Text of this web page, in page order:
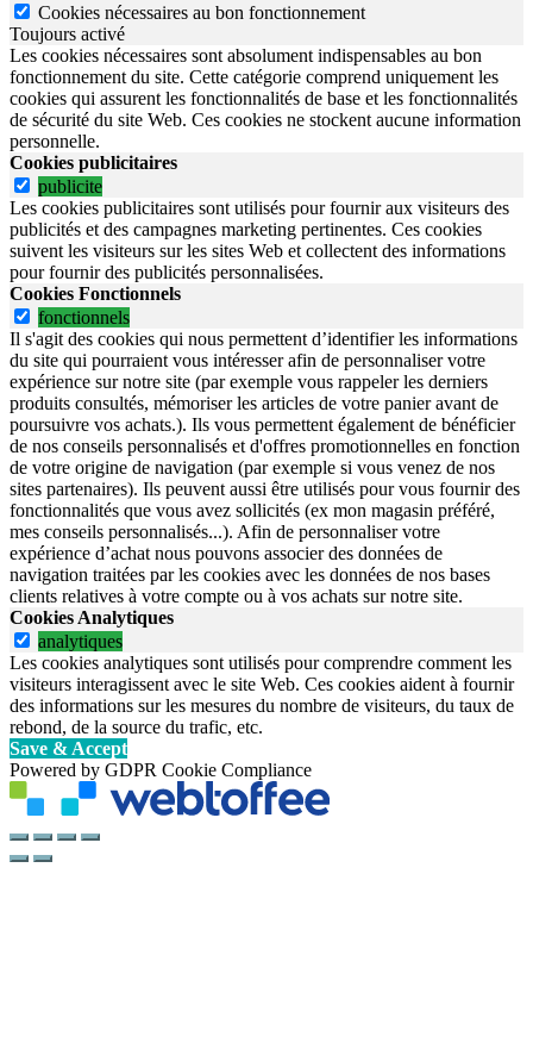
Cookies nécessaires au bon fonctionnement
Toujours activé
Les cookies nécessaires sont absolument indispensables au bon
fonctionnement du site. Cette catégorie comprend uniquement les
cookies qui assurent les fonctionnalités de base et les fonctionnalités
de sécurité du site Web. Ces cookies ne stockent aucune information
personnelle.
Cookies publicitaires
publicite
Les cookies publicitaires sont utilisés pour fournir aux visiteurs des
publicités et des campagnes marketing pertinentes. Ces cookies
suivent les visiteurs sur les sites Web et collectent des informations
pour fournir des publicités personnalisées.
Cookies Fonctionnels
fonctionnels
Il s'agit des cookies qui nous permettent d’identifier les informations
du site qui pourraient vous intéresser afin de personnaliser votre
expérience sur notre site (par exemple vous rappeler les derniers
produits consultés, mémoriser les articles de votre panier avant de
poursuivre vos achats.). Ils vous permettent également de bénéficier
de nos conseils personnalisés et d'offres promotionnelles en fonction
de votre origine de navigation (par exemple si vous venez de nos
sites partenaires). Ils peuvent aussi être utilisés pour vous fournir des
fonctionnalités que vous avez sollicités (ex mon magasin préféré,
mes conseils personnalisés...). Afin de personnaliser votre
expérience d’achat nous pouvons associer des données de
navigation traitées par les cookies avec les données de nos bases
clients relatives à votre compte ou à vos achats sur notre site.
Cookies Analytiques
analytiques
Les cookies analytiques sont utilisés pour comprendre comment les
visiteurs interagissent avec le site Web. Ces cookies aident à fournir
des informations sur les mesures du nombre de visiteurs, du taux de
rebond, de la source du trafic, etc.
Save & Accept
Powered by GDPR Cookie Compliance